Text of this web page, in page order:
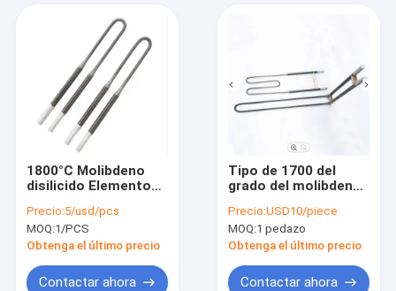
1800°C Molibdeno
disilicido Elementos
industrial MoSi2
Calentador
Precio:5/usd/pcs
MOQ:1/PCS
Obtenga el último precio
Contactar ahora
Tipo de 1700 del
grado del molibdeno
elementos de
calefacción U
Precio:USD10/piece
MOQ:1 pedazo
Obtenga el último precio
Contactar ahora